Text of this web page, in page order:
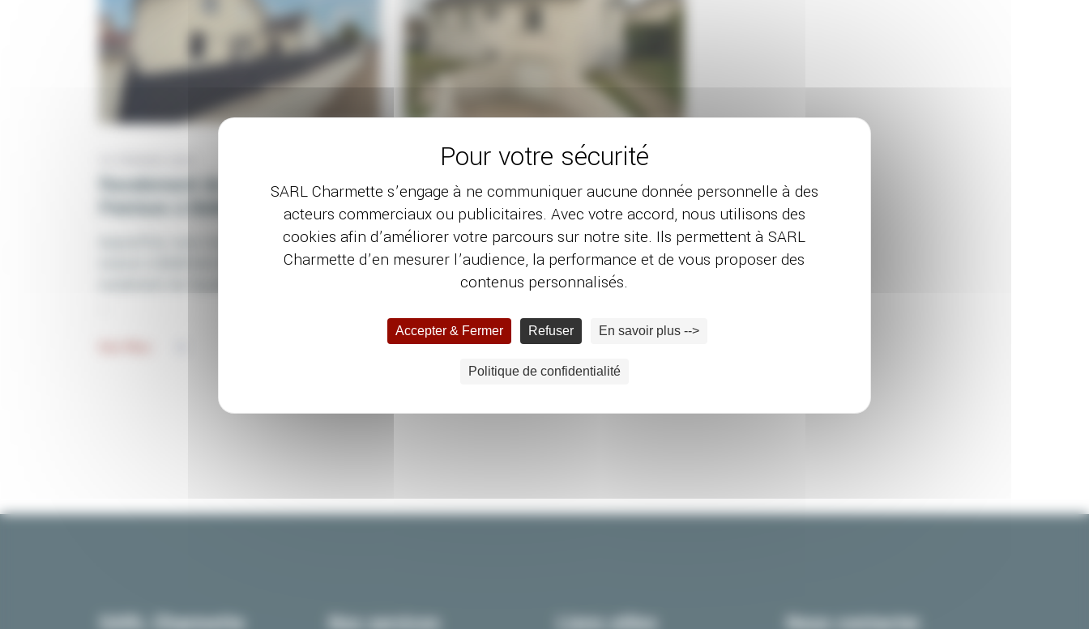
Ravalement de façade en
Peinture à Bellefond (21)
Aujourd'hui, nous mettons en vedette la
maison à Bellefond de nos clients avec son
20 FÉVRIER 2024
Peinture extérieure d’une maison
à Bellefond (21)
Cette maison de Bellefond a retrouvé une
nouvelle vie avec sa peinture extérieure qui lui
offre un charme incomparable !
Voir Plus
SARL Charmette s’engage à ne communiquer aucune donnée personnelle à des
acteurs commerciaux ou publicitaires. Avec votre accord, nous utilisons des
cookies afin d’améliorer votre parcours sur notre site. Ils permettent à SARL
Charmette d’en mesurer l’audience, la performance et de vous proposer des
contenus personnalisés.
Accepter & Fermer Refuser En savoir plus -->
Politique de confidentialité